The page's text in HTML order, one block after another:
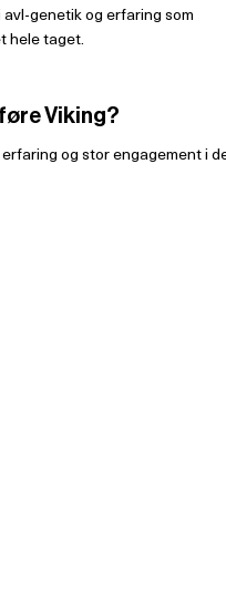
genetik og erfaring som
hele taget.
Viking?
og stor engagement i